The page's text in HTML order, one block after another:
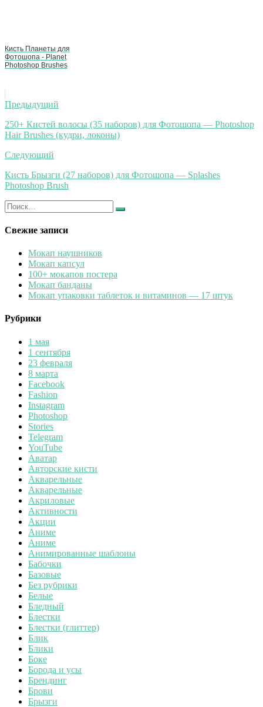
Кисть Планеты для
Фотошопа - Planet
Photoshop Brushes
Навигация
по
записям
Предыдущий
250+ Кистей волосы (35 наборов) для Фотошопа — Photoshop
Hair Brushes (кудри, локоны)
Следующий
Кисть Брызги (27 наборов) для Фотошопа — Splashes
Photoshop Brush
Искать:
Найти
Свежие записи
Мокап наушников
Мокап капсул
100+ мокапов постера
Мокап банданы
Мокап упаковки таблеток и витаминов — 17 штук
Рубрики
1 мая
1 сентября
23 февраля
8 марта
Facebook
Fashion
Instagram
Photoshop
Stories
Telegram
YouTube
Аватар
Авторские кисти
Акварельные
Акварельные
Акриловые
Активности
Акции
Аниме
Аниме
Анимированные шаблоны
Бабочки
Базовые
Без рубрики
Белые
Бледный
Блестки
Блестки (глиттер)
Блик
Блики
Боке
Борода и усы
Брендинг
Брови
Брызги